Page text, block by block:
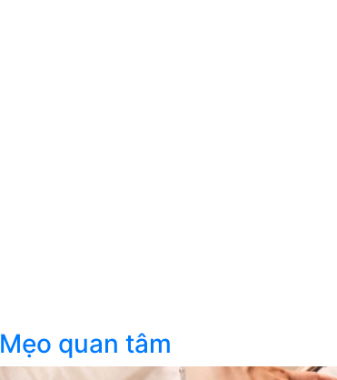
Mẹo quan tâm